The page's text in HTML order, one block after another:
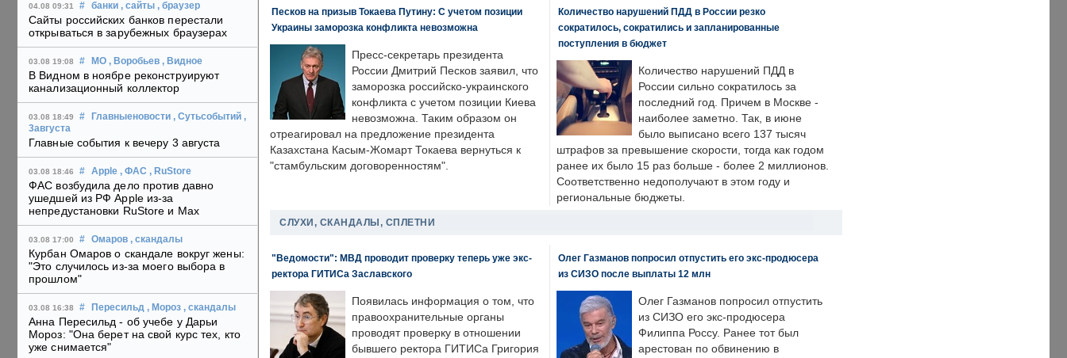
04.08 09:31 # банки , сайты , браузер
Сайты российских банков перестали
открываться в зарубежных браузерах
03.08 19:08 # МО , Воробьев , Видное
В Видном в ноябре реконструируют
канализационный коллектор
03.08 18:49 # Главныеновости , Сутьсобытий ,
3августа
Главные события к вечеру 3 августа
03.08 18:46 # Apple , ФАС , RuStore
ФАС возбудила дело против давно
ушедшей из РФ Apple из-за
непредустановки RuStore и Max
03.08 17:00 # Омаров , скандалы
Курбан Омаров о скандале вокруг жены:
"Это случилось из-за моего выбора в
прошлом"
03.08 16:38 # Пересильд , Мороз , скандалы
Анна Пересильд - об учебе у Дарьи
Мороз: "Она берет на свой курс тех, кто
уже снимается"
Песков на призыв Токаева Путину: С учетом позиции
Украины заморозка конфликта невозможна
Пресс-секретарь президента
России Дмитрий Песков заявил, что
заморозка российско-украинского
конфликта с учетом позиции Киева
невозможна. Таким образом он
отреагировал на предложение президента
Казахстана Касым-Жомарт Токаева вернуться к
"стамбульским договоренностям".
Количество нарушений ПДД в России резко
сократилось, сократились и запланированные
поступления в бюджет
Количество нарушений ПДД в
России сильно сократилось за
последний год. Причем в Москве -
наиболее заметно. Так, в июне
было выписано всего 137 тысяч
штрафов за превышение скорости, тогда как годом
ранее их было 15 раз больше - более 2 миллионов.
Соответственно недополучают в этом году и
региональные бюджеты.
СЛУХИ, СКАНДАЛЫ, СПЛЕТНИ
"Ведомости": МВД проводит проверку теперь уже экс-
ректора ГИТИСа Заславского
Появилась информация о том, что
правоохранительные органы
проводят проверку в отношении
бывшего ректора ГИТИСа Григория
Олег Газманов попросил отпустить его экс-продюсера
из СИЗО после выплаты 12 млн
Олег Газманов попросил отпустить
из СИЗО его экс-продюсера
Филиппа Россу. Ранее тот был
арестован по обвинению в